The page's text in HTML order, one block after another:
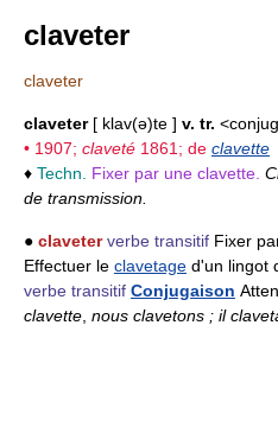
claveter
claveter
claveter[ klav(ə)te ] v. tr.
• 1907; claveté 1861; de clavette
♦ Techn. Fixer par une clavette.
de transmission.
● claveter verbe transitif Fixer
Effectuer le clavetage d'un lingot
verbe transitif Conjugaison
clavette nous clavetons ; il